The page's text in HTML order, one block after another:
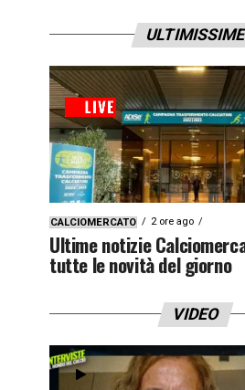
CALCIOMERCATO 2 ore ago
Ultime notizie
tutte le novità del giorno
VIDEO